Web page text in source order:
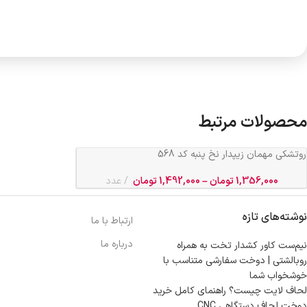
محصولات مرتبط
روتشکی مهمان زیپدار نخ پنبه کد 568
1,356,000تومان–
1,492,000تومان عدد
نوشته‌های تازه
نیم‌ست کاور کشدار تخت به همراه
روبالشتی | دوخت سفارشی متناسب با
خوشخواب شما
لحاف لایت چیست؟ راهنمای کامل خرید
ارتباط با ما
درباره ما